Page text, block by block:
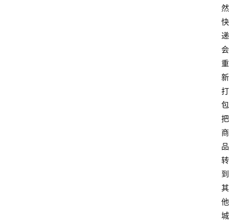
然
快
递
会
重
新
打
包
把
商
品
转
到
其
他
城